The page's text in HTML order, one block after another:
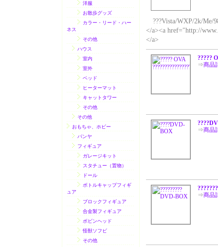
洋服
お散歩グッズ
カラー・リード・ハー
ネス
その他
ハウス
室内
室外
ベッド
ヒーターマット
キャットタワー
その他
その他
おもちゃ、ホビー
パンヤ
フィギュア
ガレージキット
スタチュー（置物）
ドール
ボトルキャップフィギ
ュア
ブロックフィギュア
合金製フィギュア
ボビンヘッド
怪獣ソフビ
その他
???Vista/WXP/2k/Me/
</a><a href="http://
</a>
?????
⇒商品
⇒商品
⇒商品